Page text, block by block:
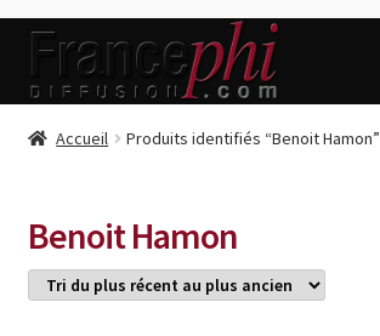
Aller
la
Aller
contenu
Accueil
Conditions de Vente
Accueil Produits identifiés “Benoit Hamon”
Benoit Hamon